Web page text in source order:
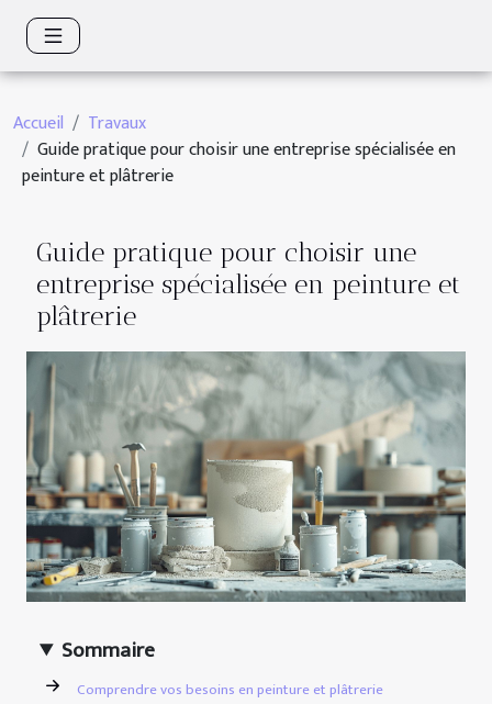
Accueil
Travaux
Guide pratique pour choisir une entreprise spécialisée en
peinture et plâtrerie
Guide pratique pour choisir une
entreprise spécialisée en peinture et
plâtrerie
Sommaire
Comprendre vos besoins en peinture et plâtrerie